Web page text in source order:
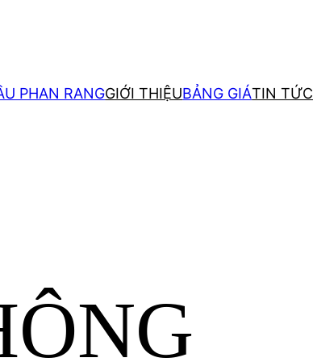
PHAN RANGGIỚI THIỆUBẢNG GIÁTIN TỨC